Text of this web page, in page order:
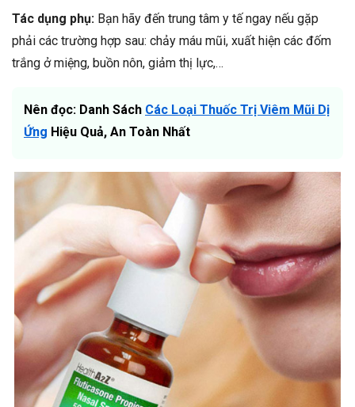
Tác dụng phụ: Bạn hãy đến trung tâm y tế ngay nếu gặp
phải các trường hợp sau: chảy máu mũi, xuất hiện các đốm
trắng ở miệng, buồn nôn, giảm thị lực,…
Nên đọc: Danh Sách Các Loại Thuốc Trị Viêm Mũi Dị
Ứng Hiệu Quả, An Toàn Nhất